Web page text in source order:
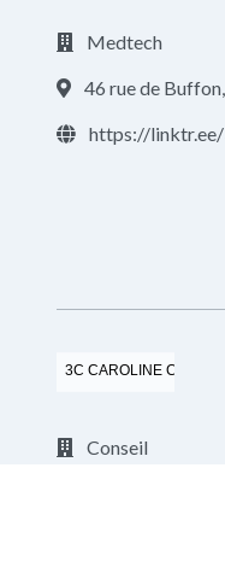
Medtech
46 rue de
https://
3C CAROLINE COACH
Conseil